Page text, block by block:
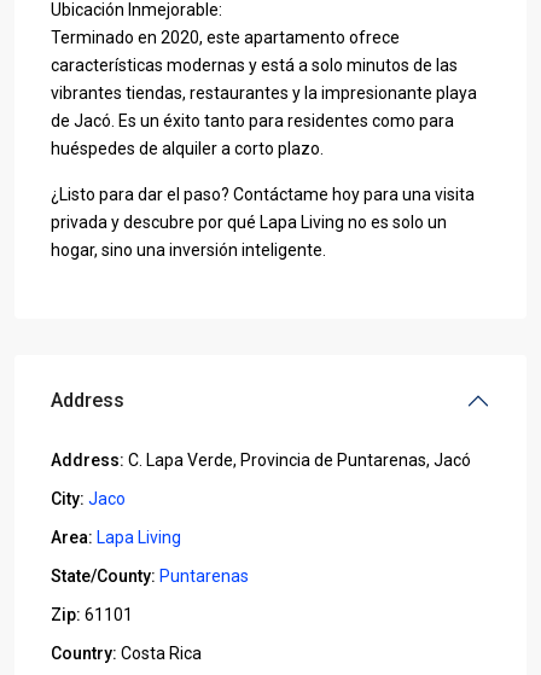
Ubicación Inmejorable:
Terminado en 2020, este apartamento ofrece
características modernas y está a solo minutos de las
vibrantes tiendas, restaurantes y la impresionante playa
de Jacó. Es un éxito tanto para residentes como para
huéspedes de alquiler a corto plazo.
¿Listo para dar el paso? Contáctame hoy para una visita
privada y descubre por qué Lapa Living no es solo un
hogar, sino una inversión inteligente.
Address
Address: C. Lapa Verde, Provincia de Puntarenas, Jacó
City: Jaco
Area: Lapa Living
State/County: Puntarenas
Zip: 61101
Country: Costa Rica